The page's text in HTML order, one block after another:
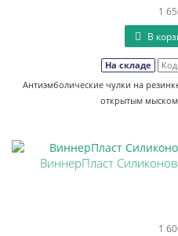
1
В
На складе
Антиэмболические чулки на
открытым
ВиннерПласт
1